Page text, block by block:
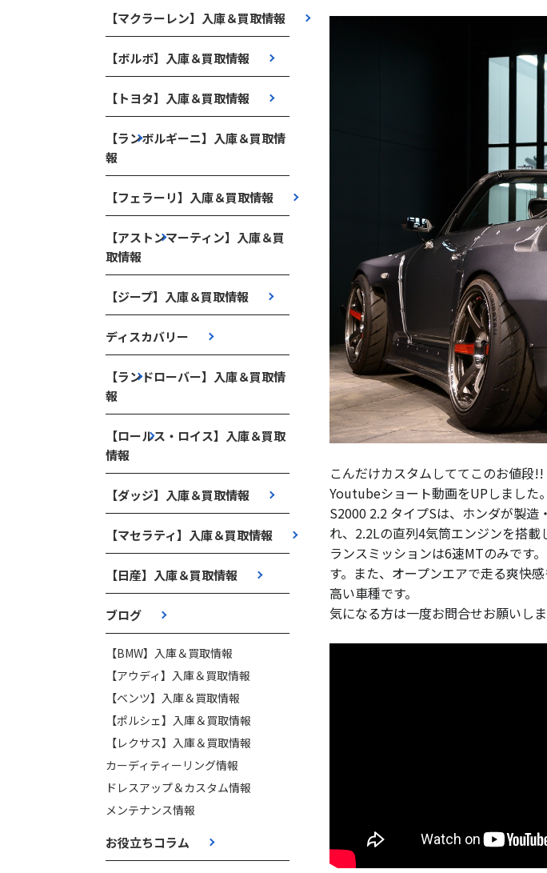
【マクラーレン】入庫＆買取情報
【ボルボ】入庫＆買取情報
【トヨタ】入庫＆買取情報
【ランボルギーニ】入庫＆買取情
報
【フェラーリ】入庫＆買取情報
【アストンマーティン】入庫＆買
取情報
【ジープ】入庫＆買取情報
ディスカバリー
【ランドローバー】入庫＆買取情
報
【ロールス・ロイス】入庫＆買取
情報
【ダッジ】入庫＆買取情報
【マセラティ】入庫＆買取情報
【日産】入庫＆買取情報
ブログ
【BMW】入庫＆買取情報
【アウディ】入庫＆買取情報
【ベンツ】入庫＆買取情報
【ポルシェ】入庫＆買取情報
【レクサス】入庫＆買取情報
カーディティーリング情報
ドレスアップ＆カスタム情報
メンテナンス情報
お役立ちコラム
こんだけカスタムしててこのお値段
Youtubeショート動画をUPしました。
S2000 2.2 タイプSは、ホンダが製
れ、2.2Lの直列4気筒エンジンを搭
ランスミッションは6速MTのみです
す。また、オープンエアで走る爽快
高い車種です。
気になる方は一度お問合せお願いし